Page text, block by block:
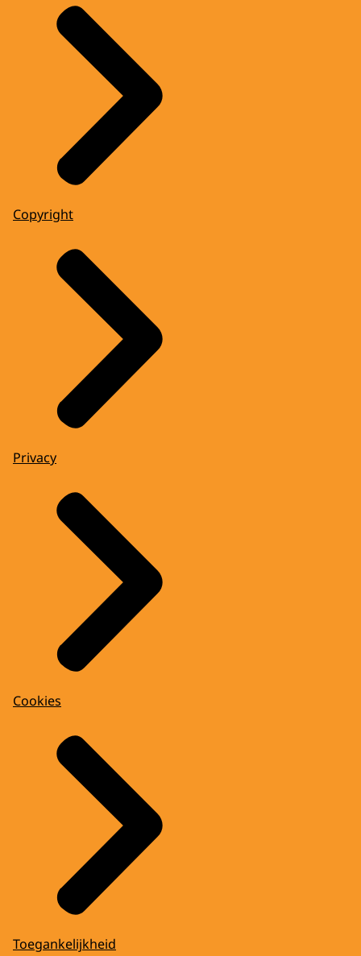
Copyright
Privacy
Cookies
Toegankelijkheid